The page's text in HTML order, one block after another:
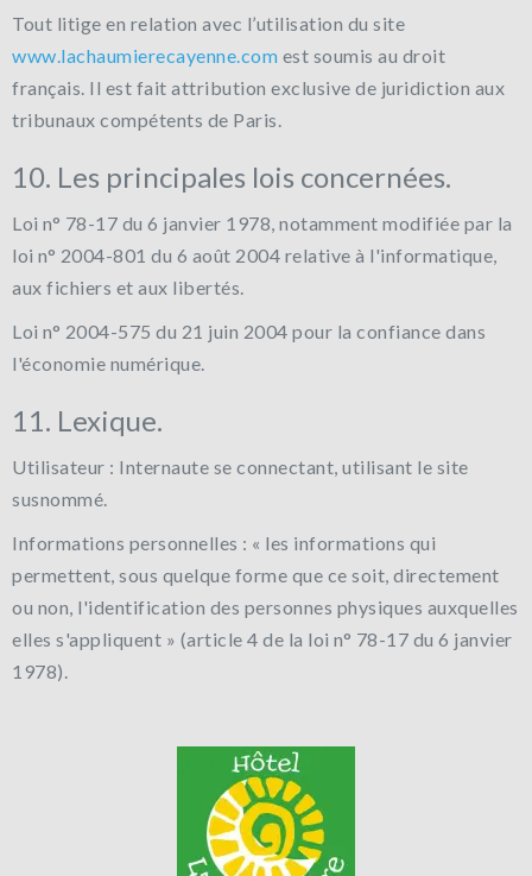
Tout litige en relation avec l’utilisation du site
www.lachaumierecayenne.com est soumis au droit
français. Il est fait attribution exclusive de juridiction aux
tribunaux compétents de Paris.
10. Les principales lois concernées.
Loi n° 78-17 du 6 janvier 1978, notamment modifiée par la
loi n° 2004-801 du 6 août 2004 relative à l'informatique,
aux fichiers et aux libertés.
Loi n° 2004-575 du 21 juin 2004 pour la confiance dans
l'économie numérique.
11. Lexique.
Utilisateur : Internaute se connectant, utilisant le site
susnommé.
Informations personnelles : « les informations qui
permettent, sous quelque forme que ce soit, directement
ou non, l'identification des personnes physiques auxquelles
elles s'appliquent » (article 4 de la loi n° 78-17 du 6 janvier
1978).